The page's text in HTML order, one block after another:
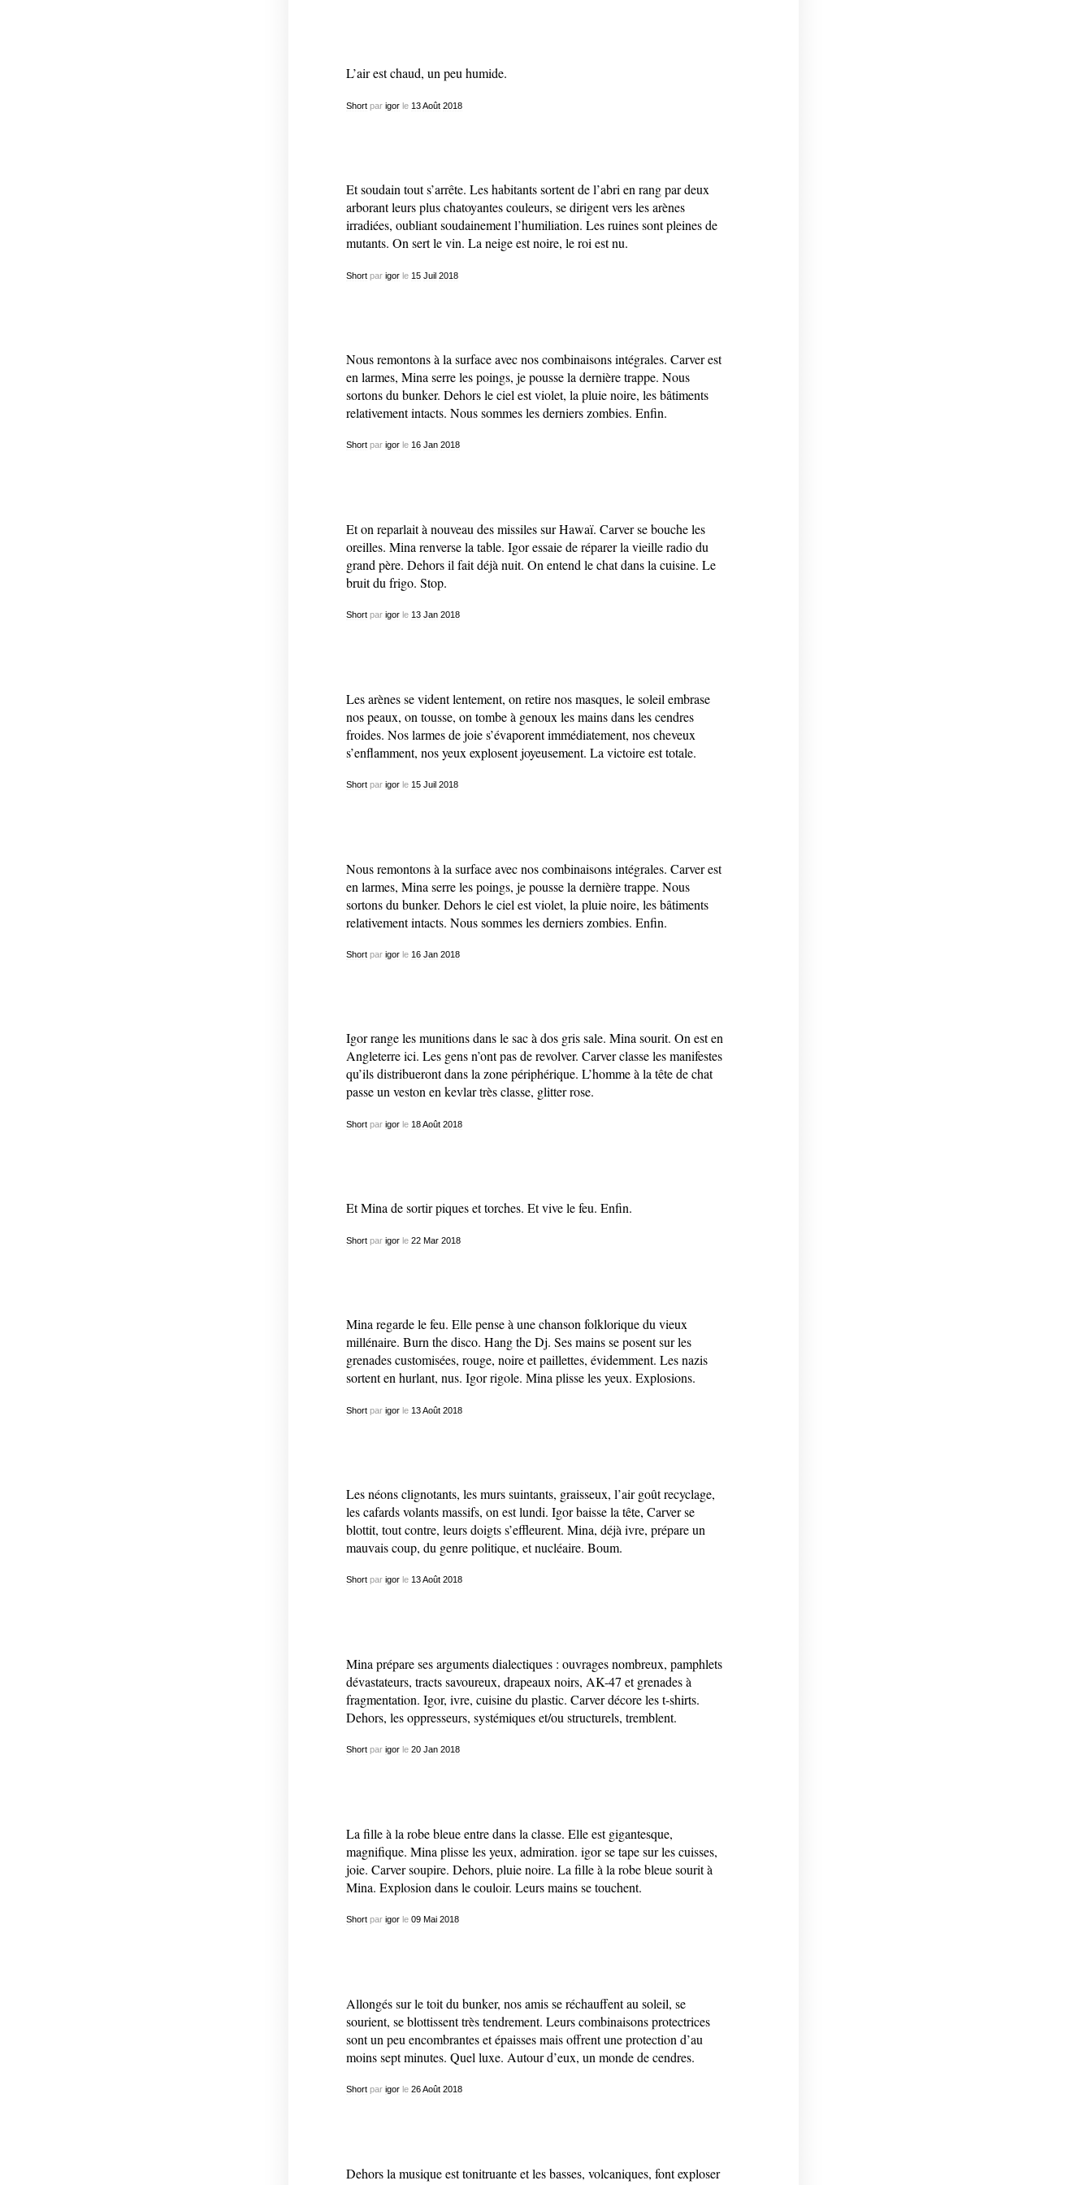
L’air est chaud, un peu humide.
Shortpar igorle 13 Août 2018
Et soudain tout s’arrête. Les habitants sortent de l’abri en rang par deux
arborant leurs plus chatoyantes couleurs, se dirigent vers les arènes
irradiées, oubliant soudainement l’humiliation. Les ruines sont pleines de
mutants. On sert le vin. La neige est noire, le roi est nu.
Shortpar igorle 15 Juil 2018
Nous remontons à la surface avec nos combinaisons intégrales. Carver est
en larmes, Mina serre les poings, je pousse la dernière trappe. Nous
sortons du bunker. Dehors le ciel est violet, la pluie noire, les bâtiments
relativement intacts. Nous sommes les derniers zombies. Enfin.
Shortpar igorle 16 Jan 2018
Et on reparlait à nouveau des missiles sur Hawaï. Carver se bouche les
oreilles. Mina renverse la table. Igor essaie de réparer la vieille radio du
grand père. Dehors il fait déjà nuit. On entend le chat dans la cuisine. Le
bruit du frigo. Stop.
Shortpar igorle 13 Jan 2018
Les arènes se vident lentement, on retire nos masques, le soleil embrase
nos peaux, on tousse, on tombe à genoux les mains dans les cendres
froides. Nos larmes de joie s’évaporent immédiatement, nos cheveux
s’enflamment, nos yeux explosent joyeusement. La victoire est totale.
Shortpar igorle 15 Juil 2018
Nous remontons à la surface avec nos combinaisons intégrales. Carver est
en larmes, Mina serre les poings, je pousse la dernière trappe. Nous
sortons du bunker. Dehors le ciel est violet, la pluie noire, les bâtiments
relativement intacts. Nous sommes les derniers zombies. Enfin.
Shortpar igorle 16 Jan 2018
Igor range les munitions dans le sac à dos gris sale. Mina sourit. On est en
Angleterre ici. Les gens n’ont pas de revolver. Carver classe les manifestes
qu’ils distribueront dans la zone périphérique. L’homme à la tête de chat
passe un veston en kevlar très classe, glitter rose.
Shortpar igorle 18 Août 2018
Et Mina de sortir piques et torches. Et vive le feu. Enfin.
Shortpar igorle 22 Mar 2018
Mina regarde le feu. Elle pense à une chanson folklorique du vieux
millénaire. Burn the disco. Hang the Dj. Ses mains se posent sur les
grenades customisées, rouge, noire et paillettes, évidemment. Les nazis
sortent en hurlant, nus. Igor rigole. Mina plisse les yeux. Explosions.
Shortpar igorle 13 Août 2018
Les néons clignotants, les murs suintants, graisseux, l’air goût recyclage,
les cafards volants massifs, on est lundi. Igor baisse la tête, Carver se
blottit, tout contre, leurs doigts s’effleurent. Mina, déjà ivre, prépare un
mauvais coup, du genre politique, et nucléaire. Boum.
Shortpar igorle 13 Août 2018
Mina prépare ses arguments dialectiques : ouvrages nombreux, pamphlets
dévastateurs, tracts savoureux, drapeaux noirs, AK-47 et grenades à
fragmentation. Igor, ivre, cuisine du plastic. Carver décore les t-shirts.
Dehors, les oppresseurs, systémiques et/ou structurels, tremblent.
Shortpar igorle 20 Jan 2018
La fille à la robe bleue entre dans la classe. Elle est gigantesque,
magnifique. Mina plisse les yeux, admiration. igor se tape sur les cuisses,
joie. Carver soupire. Dehors, pluie noire. La fille à la robe bleue sourit à
Mina. Explosion dans le couloir. Leurs mains se touchent.
Shortpar igorle 09 Mai 2018
Allongés sur le toit du bunker, nos amis se réchauffent au soleil, se
sourient, se blottissent très tendrement. Leurs combinaisons protectrices
sont un peu encombrantes et épaisses mais offrent une protection d’au
moins sept minutes. Quel luxe. Autour d’eux, un monde de cendres.
Shortpar igorle 26 Août 2018
Dehors la musique est tonitruante et les basses, volcaniques, font exploser